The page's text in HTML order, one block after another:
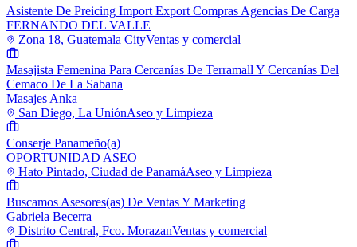
Asistente De Preicing Import Export Compras Agencias De Carga
FERNANDO DEL VALLE
Zona 18, Guatemala CityVentas y comercial
Masajista Femenina Para Cercanías De Terramall Y Cercanías Del
Cemaco De La Sabana
Masajes Anka
San Diego, La UniónAseo y Limpieza
Conserje Panameño(a)
OPORTUNIDAD ASEO
Hato Pintado, Ciudad de PanamáAseo y Limpieza
Buscamos Asesores(as) De Ventas Y Marketing
Gabriela Becerra
Distrito Central, Fco. MorazanVentas y comercial